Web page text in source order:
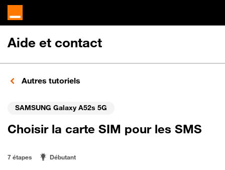
Aide et contact
Autres tutoriels
SAMSUNG Galaxy A52s 5G
Choisir la carte SIM pour les SMS
7 étapes Débutant